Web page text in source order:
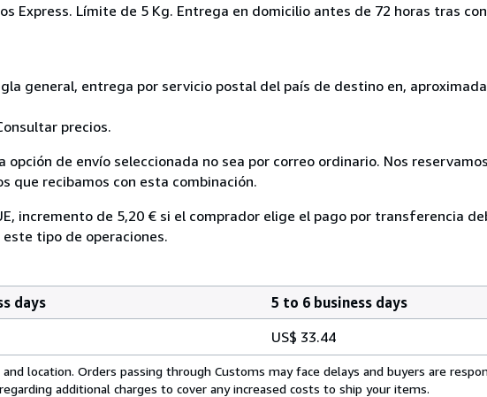
Express. Límite de 5 Kg. Entrega en domicilio antes de 72 horas tras
general, entrega por servicio postal del país de destino en,
precios.
de envío seleccionada no sea por correo ordinario. Nos
que recibamos con esta combinación.
incremento de 5,20 € si el comprador elige el pago por transferencia
tipo de operaciones.
days
5 to 6 business days
US$ 33.44
location. Orders passing through Customs may face delays and buyers are
additional charges to cover any increased costs to ship your items.